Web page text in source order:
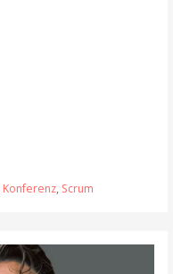
Konferenz, Scrum